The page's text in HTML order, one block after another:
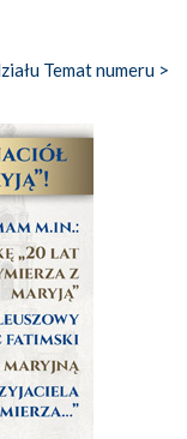
Temat numeru >